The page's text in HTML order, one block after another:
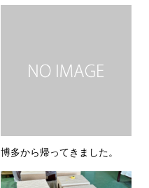
博多から帰ってきました。